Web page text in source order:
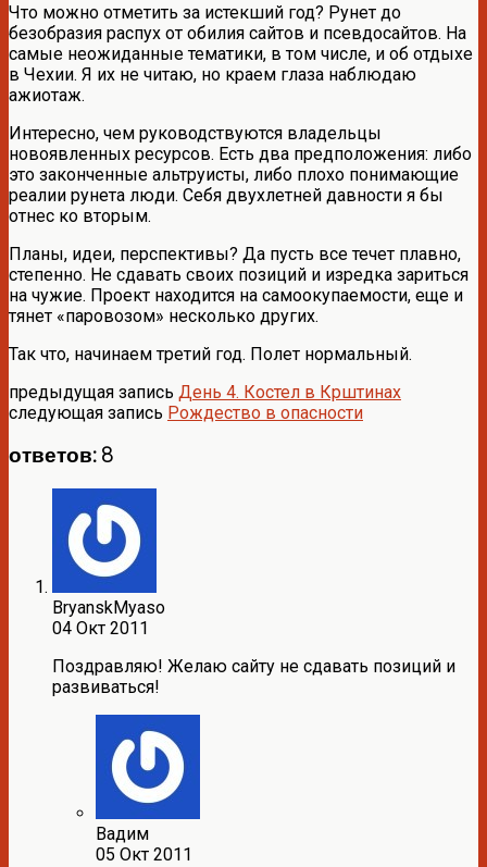
Что можно отметить за истекший год? Рунет до
безобразия распух от обилия сайтов и псевдосайтов. На
самые неожиданные тематики, в том числе, и об отдыхе
в Чехии. Я их не читаю, но краем глаза наблюдаю
ажиотаж.
Интересно, чем руководствуются владельцы
новоявленных ресурсов. Есть два предположения: либо
это законченные альтруисты, либо плохо понимающие
реалии рунета люди. Себя двухлетней давности я бы
отнес ко вторым.
Планы, идеи, перспективы? Да пусть все течет плавно,
степенно. Не сдавать своих позиций и изредка зариться
на чужие. Проект находится на самоокупаемости, еще и
тянет «паровозом» несколько других.
Так что, начинаем третий год. Полет нормальный.
предыдущая запись День 4. Костел в Крштинах
следующая запись Рождество в опасности
ответов: 8
BryanskMyaso
04 Окт 2011
Поздравляю! Желаю сайту не сдавать позиций и
развиваться!
Вадим
05 Окт 2011